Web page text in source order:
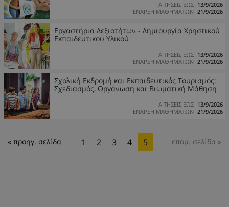
ΑΙΤΗΣΕΙΣ ΕΩΣ 13/9/2026
ΕΝΑΡΞΗ ΜΑΘΗΜΑΤΩΝ 21/9/2026
Εργαστήρια Δεξιοτήτων - Δημιουργία Χρηστικού
Eκπαιδευτικού Yλικού
ΑΙΤΗΣΕΙΣ ΕΩΣ 13/9/2026
ΕΝΑΡΞΗ ΜΑΘΗΜΑΤΩΝ 21/9/2026
Σχολική Εκδρομή και Εκπαιδευτικός Τουρισμός:
Σχεδιασμός, Οργάνωση και Βιωματική Μάθηση
ΑΙΤΗΣΕΙΣ ΕΩΣ 13/9/2026
ΕΝΑΡΞΗ ΜΑΘΗΜΑΤΩΝ 21/9/2026
« προηγ. σελίδα 1 2 3 4 5 επόμ. σελίδα »